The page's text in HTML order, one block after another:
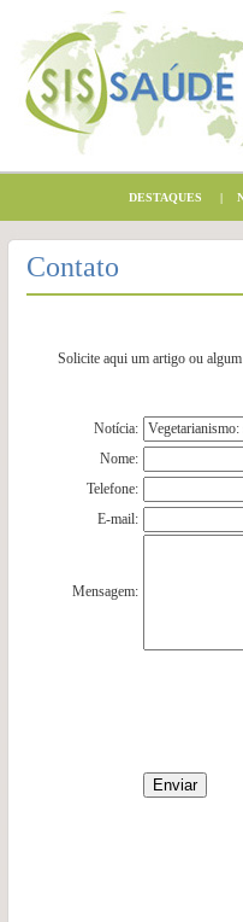
DESTAQUES |
Contato
Solicite aqui um artigo ou
Notícia:
Nome:
Telefone:
E-mail:
Mensagem: